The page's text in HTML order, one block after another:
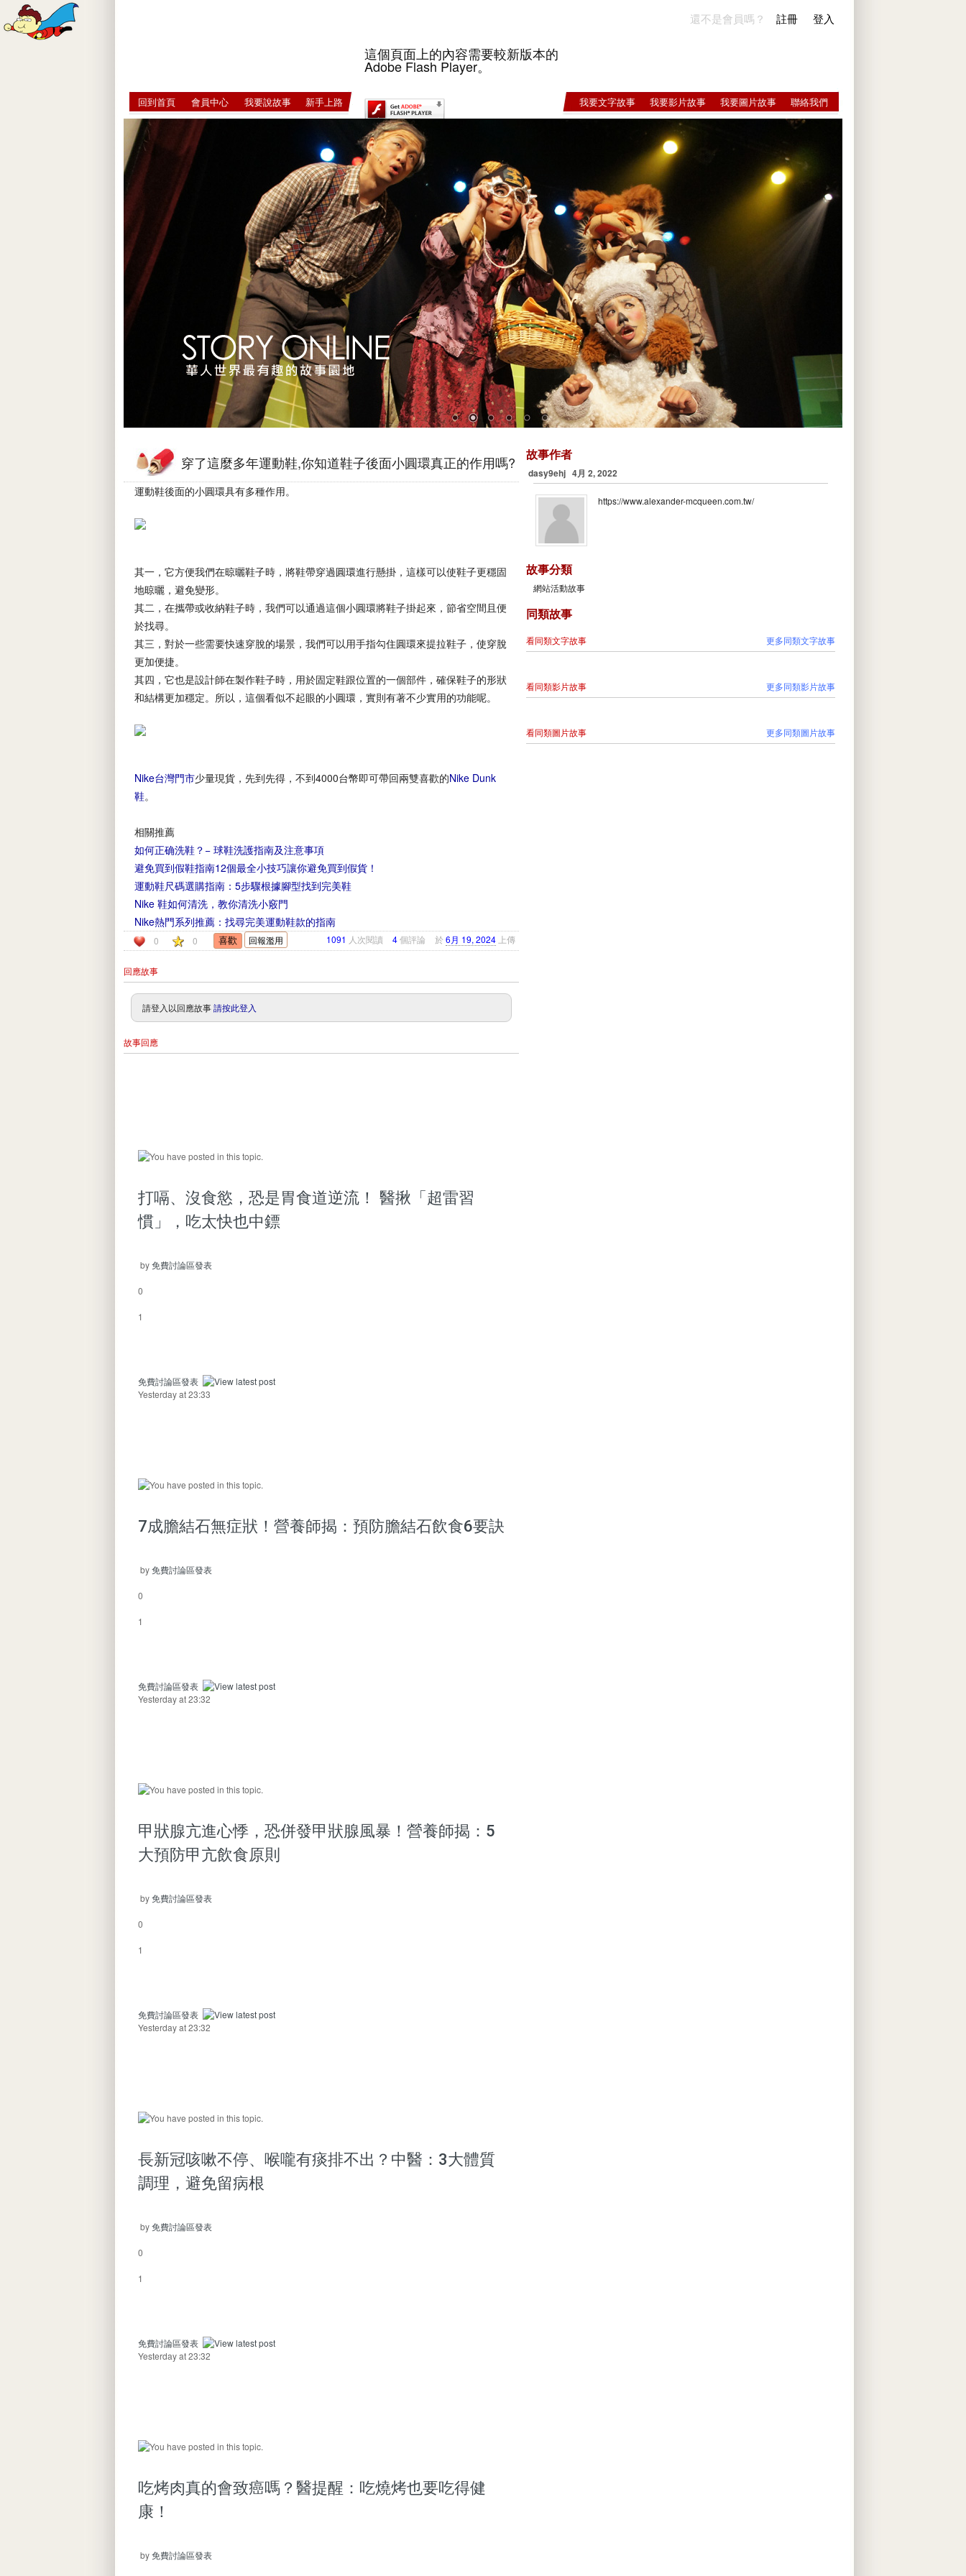
還不是會員嗎？ 註冊 登入
這個頁面上的內容需要較新版本的
Adobe Flash Player。
回到首頁 會員中心 我要說故事 新手上路 我要文字故事 我要影片故事 我要圖片故事 聯絡我們
穿了這麼多年運動鞋,你知道鞋子後面小圓環真正的作用嗎?
運動鞋後面的小圓環具有多種作用。
其一，它方便我們在晾曬鞋子時，將鞋帶穿過圓環進行懸掛，這樣可以使鞋子更穩固
地晾曬，避免變形。
其二，在攜帶或收納鞋子時，我們可以通過這個小圓環將鞋子掛起來，節省空間且便
於找尋。
其三，對於一些需要快速穿脫的場景，我們可以用手指勾住圓環來提拉鞋子，使穿脫
更加便捷。
其四，它也是設計師在製作鞋子時，用於固定鞋跟位置的一個部件，確保鞋子的形狀
和結構更加穩定。所以，這個看似不起眼的小圓環，實則有著不少實用的功能呢。
Nike台灣門市少量現貨，先到先得，不到4000台幣即可帶回兩雙喜歡的Nike Dunk
鞋。
相關推薦
如何正确洗鞋？− 球鞋洗護指南及注意事項
避免買到假鞋指南12個最全小技巧讓你避免買到假貨！
運動鞋尺碼選購指南：5步驟根據腳型找到完美鞋
Nike 鞋如何清洗，教你清洗小竅門
Nike熱門系列推薦：找尋完美運動鞋款的指南
0 0 回報濫用 1091 人次閱讀 4個評論 於6月 19, 2024 上傳
回應故事
請登入以回應故事請按此登入
故事回應
打嗝、沒食慾，恐是胃食道逆流！ 醫揪「超雷習
慣」，吃太快也中鏢
by免費討論區發表
0
1
免費討論區發表
Yesterday at 23:33
7成膽結石無症狀！營養師揭：預防膽結石飲食6要訣
by免費討論區發表
0
1
免費討論區發表
Yesterday at 23:32
甲狀腺亢進心悸，恐併發甲狀腺風暴！營養師揭：5
大預防甲亢飲食原則
by免費討論區發表
0
1
免費討論區發表
Yesterday at 23:32
長新冠咳嗽不停、喉嚨有痰排不出？中醫：3大體質
調理，避免留病根
by免費討論區發表
0
1
免費討論區發表
Yesterday at 23:32
吃烤肉真的會致癌嗎？醫提醒：吃燒烤也要吃得健
康！
by免費討論區發表
故事作者
dasy9ehj 4月 2, 2022
https://www.alexander-mcqueen.com.tw/
故事分類
網站活動故事
同類故事
看同類文字故事 更多同類文字故事
看同類影片故事 更多同類影片故事
看同類圖片故事 更多同類圖片故事